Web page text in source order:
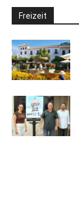
Freizeit